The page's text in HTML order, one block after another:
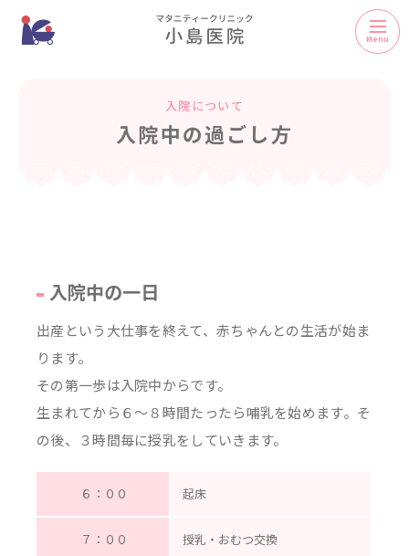
Menu
入院について
入院中の過ごし方
入院中の一日
出産という大仕事を終えて、赤ちゃんとの生活が始ま
ります。
その第一歩は入院中からです。
生まれてから６～８時間たったら哺乳を始めます。そ
の後、３時間毎に授乳をしていきます。
６：００ 起床
７：００ 授乳・おむつ交換